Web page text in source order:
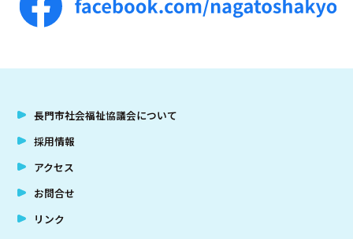
長門市社会福祉協議会について
採用情報
アクセス
お問合せ
リンク